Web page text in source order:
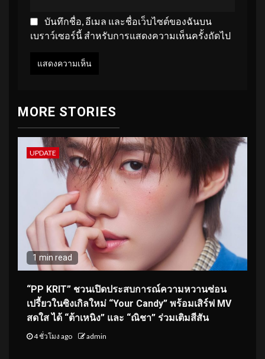
บันทึกชื่อ, อีเมล และชื่อเว็บไซต์ของฉันบน
เบราว์เซอร์นี้ สำหรับการแสดงความเห็นครั้งถัดไป
MORE STORIES
UPDATE
1 min read
“PP KRIT” ชวนเปิดประสบการณ์ความหวานซ่อน
เปรี้ยวในซิงเกิลใหม่ “Your Candy” พร้อมเสิร์ฟ MV
สดใส ได้ “ต้าเหนิง” และ “ณิชา” ร่วมเติมสีสัน
4 ชั่วโมง ago admin